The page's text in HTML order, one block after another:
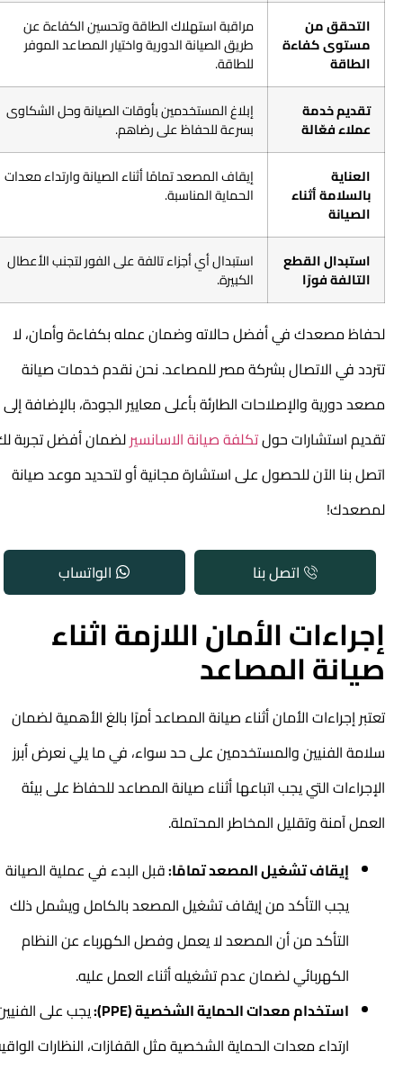
التحقق من
مستوى كفاءة
الطاقة
مراقبة استهلاك الطاقة وتحسين الكفاءة عن
طريق الصيانة الدورية واختيار المصاعد الموفر
للطاقة.
تقديم خدمة
عملاء فعّالة
إبلاغ المستخدمين بأوقات الصيانة وحل الشكاوى
بسرعة للحفاظ على رضاهم.
العناية
بالسلامة أثناء
الصيانة
إيقاف المصعد تمامًا أثناء الصيانة وارتداء معدات
الحماية المناسبة.
استبدال القطع
التالفة فورًا
استبدال أي أجزاء تالفة على الفور لتجنب الأعطال
الكبيرة.
لحفاظ مصعدك في أفضل حالاته وضمان عمله بكفاءة وأمان، لا
تتردد في الاتصال بشركة مصر للمصاعد. نحن نقدم خدماتصيانة
مصعددورية والإصلاحات الطارئة بأعلى معايير الجودة، بالإضافة إلى
تقديم استشارات حولتكلفة صيانة الاسانسيرلضمان أفضل تجربة لك.
اتصل بنا الآن للحصول على استشارة مجانية أو لتحديد موعد صيانة
لمصعدك!
اتصل بنا الواتساب
إجراءات الأمان اللازمة اثناء
صيانة المصاعد
تعتبر إجراءات الأمان أثناء صيانة المصاعد أمرًا بالغ الأهمية لضمان
سلامة الفنيين والمستخدمين على حد سواء، في ما يلي نعرض أبرز
الإجراءات التي يجب اتباعها أثناء صيانة المصاعد للحفاظ على بيئة
العمل آمنة وتقليل المخاطر المحتملة.
إيقاف تشغيل المصعد تمامًا:قبل البدء في عملية الصيانة
يجب التأكد من إيقاف تشغيل المصعد بالكامل ويشمل ذلك
التأكد من أن المصعد لا يعمل وفصل الكهرباء عن النظام
الكهربائي لضمان عدم تشغيله أثناء العمل عليه.
استخدام معدات الحماية الشخصية (PPE):
يجب على الفنيين
ارتداء معدات الحماية الشخصية مثل القفازات، النظارات الواقية،